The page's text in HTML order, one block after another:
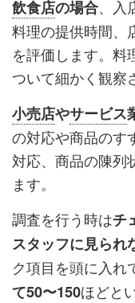
飲食店の場合、入
料理の提供時間、
を評価します。料
ついて細かく観察
小売店やサービス
の対応や商品のす
対応、商品の陳列
ます。
調査を行う時はチ
スタッフに見られ
ク項目を頭に入れ
て50〜150ほどと